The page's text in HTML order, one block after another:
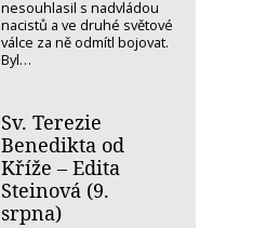
nesouhlasil s nadvládou
nacistů a ve druhé světové
válce za ně odmítl bojovat.
Byl…
Sv. Terezie
Benedikta od
Kříže – Edita
Steinová (9.
srpna)